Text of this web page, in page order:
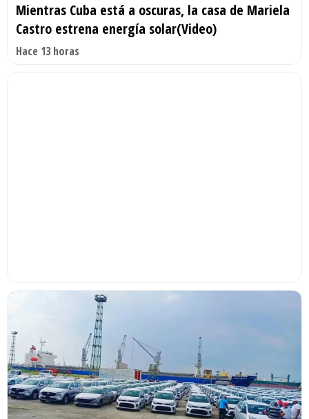
Mientras Cuba está a oscuras, la casa de Mariela
Castro estrena energía solar(Video)
Hace 13 horas